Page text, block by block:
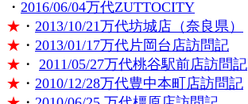
・ 2016/06/04万代ZUTTOCITY
★ ・ 2013/10/21万代坊城店（奈良県）
★ ・ 2013/01/17万代片岡台店訪問記
★ ・ 2011/05/27万代桃谷駅前店訪問記
★ ・ 2010/12/28万代豊中本町店訪問記